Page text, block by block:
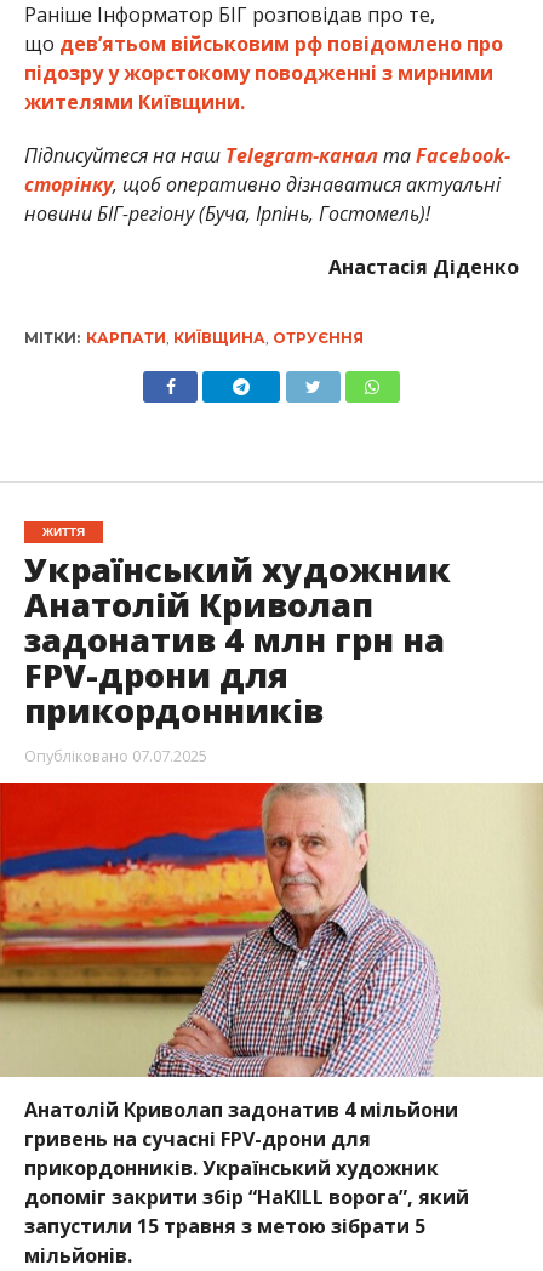
Раніше Інформатор БІГ розповідав про те,
що дев’ятьом військовим рф повідомлено про
підозру у жорстокому поводженні з мирними
жителями Київщини.
Підписуйтеся на наш Telegram-каналтаFacebook-
сторінку, щоб оперативно дізнаватися актуальні
новини БІГ-регіону (Буча, Ірпінь, Гостомель)!
Анастасія Діденко
МІТКИ: КАРПАТИ, КИЇВЩИНА, ОТРУЄННЯ
ЖИТТЯ
Український художник
Анатолій Криволап
задонатив 4 млн грн на
FPV-дрони для
прикордонників
Опубліковано 07.07.2025
Анатолій Криволап задонатив 4 мільйони
гривень на сучасні FPV-дрони для
прикордонників. Український художник
допоміг закрити збір “НаKILL ворога”, який
запустили 15 травня з метою зібрати 5
мільйонів.